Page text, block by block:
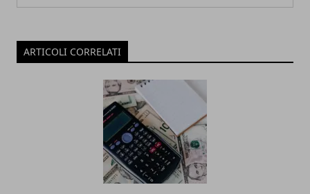
ARTICOLI CORRELATI